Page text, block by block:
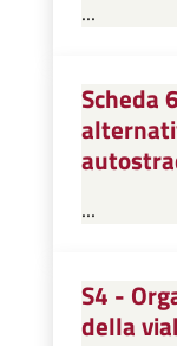
...
Scheda
...
S4 -
della